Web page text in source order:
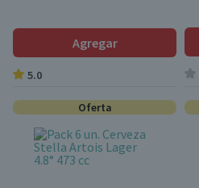
Agregar
5.0
Oferta